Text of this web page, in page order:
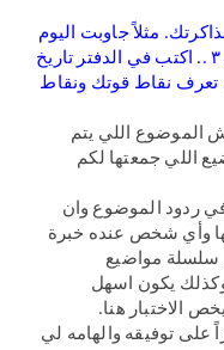
مثلاً جاوبت اليوم
١٠ أسئلة في الرياضيات .. اخطأت في ٣ .. اكتب في الدفتر تاريخ
نقاط قوتك ونقاط
الموضوع اللي يتم
اللي جمعتها لكم
في ردود الموضوع وان
وأي شخص عنده خبرة
سلسلة مواضيع
وكذلك يكون اسهل
الاختبار هنا.
على توفيقه والهامه لي